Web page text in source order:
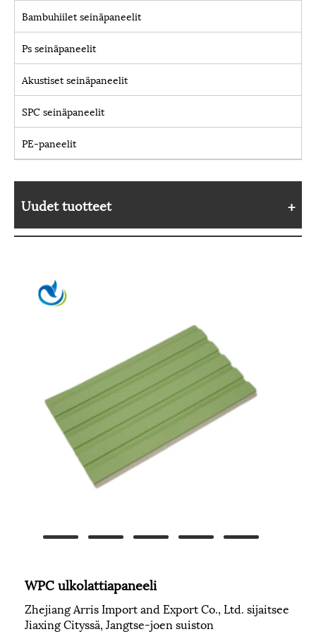
Bambuhiilet seinäpaneelit
Ps seinäpaneelit
Akustiset seinäpaneelit
SPC seinäpaneelit
PE-paneelit
Uudet tuotteet
WPC ulkolattiapaneeli
Zhejiang Arris Import and Export Co., Ltd. sijaitsee
Jiaxing Cityssä, Jangtse-joen suiston